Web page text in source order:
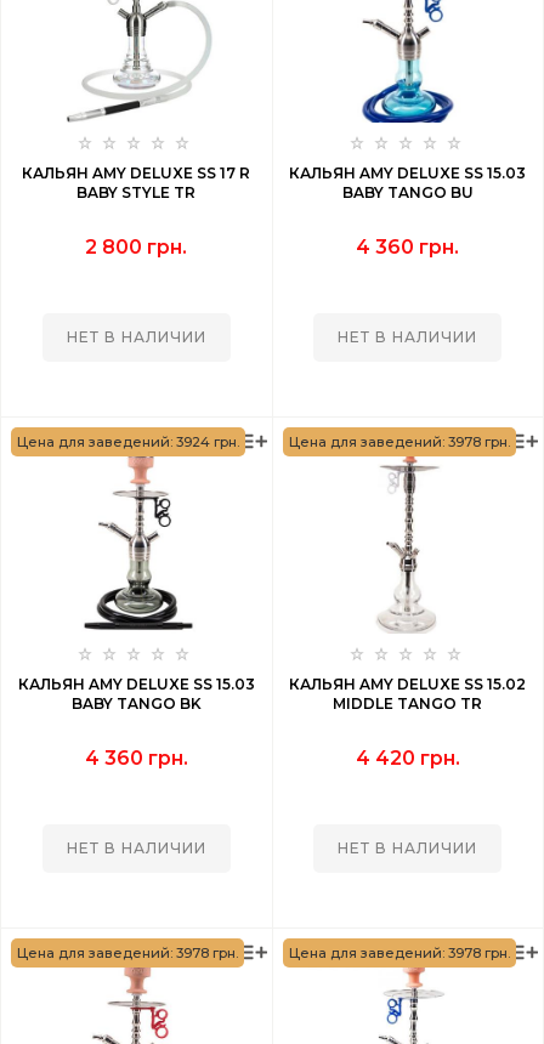
КАЛЬЯН AMY DELUXE SS 17 R
BABY STYLE TR
2 800 грн.
НЕТ В НАЛИЧИИ
КАЛЬЯН AMY DELUXE SS 15.03
BABY TANGO BU
4 360 грн.
НЕТ В НАЛИЧИИ
Цена для заведений: 3924 грн.
КАЛЬЯН AMY DELUXE SS 15.03
BABY TANGO BK
4 360 грн.
НЕТ В НАЛИЧИИ
Цена для заведений: 3978 грн.
КАЛЬЯН AMY DELUXE SS 15.02
MIDDLE TANGO TR
4 420 грн.
НЕТ В НАЛИЧИИ
Цена для заведений: 3978 грн. Цена для заведений: 3978 грн.